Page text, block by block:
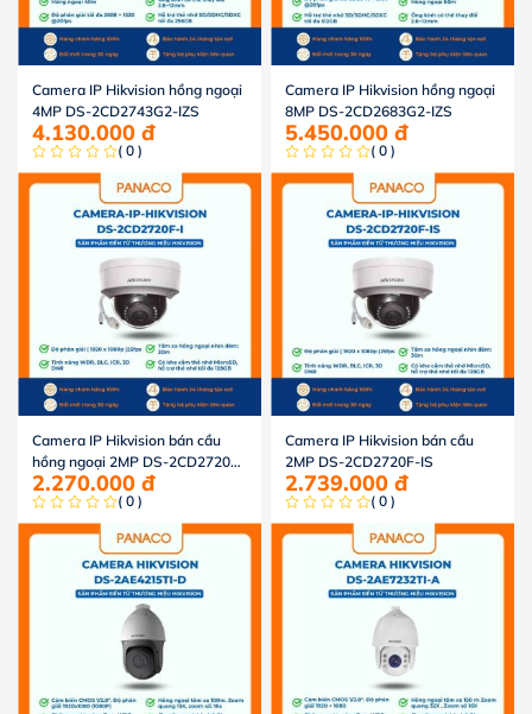
Camera IP Hikvision hồng ngoại
4MP DS-2CD2743G2-IZS
4.130.000 đ
( 0 )
Camera IP Hikvision hồng ngoại
8MP DS-2CD2683G2-IZS
5.450.000 đ
( 0 )
Camera IP Hikvision bán cầu
hồng ngoại 2MP DS-2CD2720F-
I2.270.000 đ
( 0 )
Camera IP Hikvision bán cầu
2MP DS-2CD2720F-IS
2.739.000 đ
( 0 )